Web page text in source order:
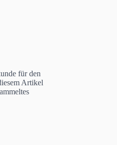
für den
Artikel